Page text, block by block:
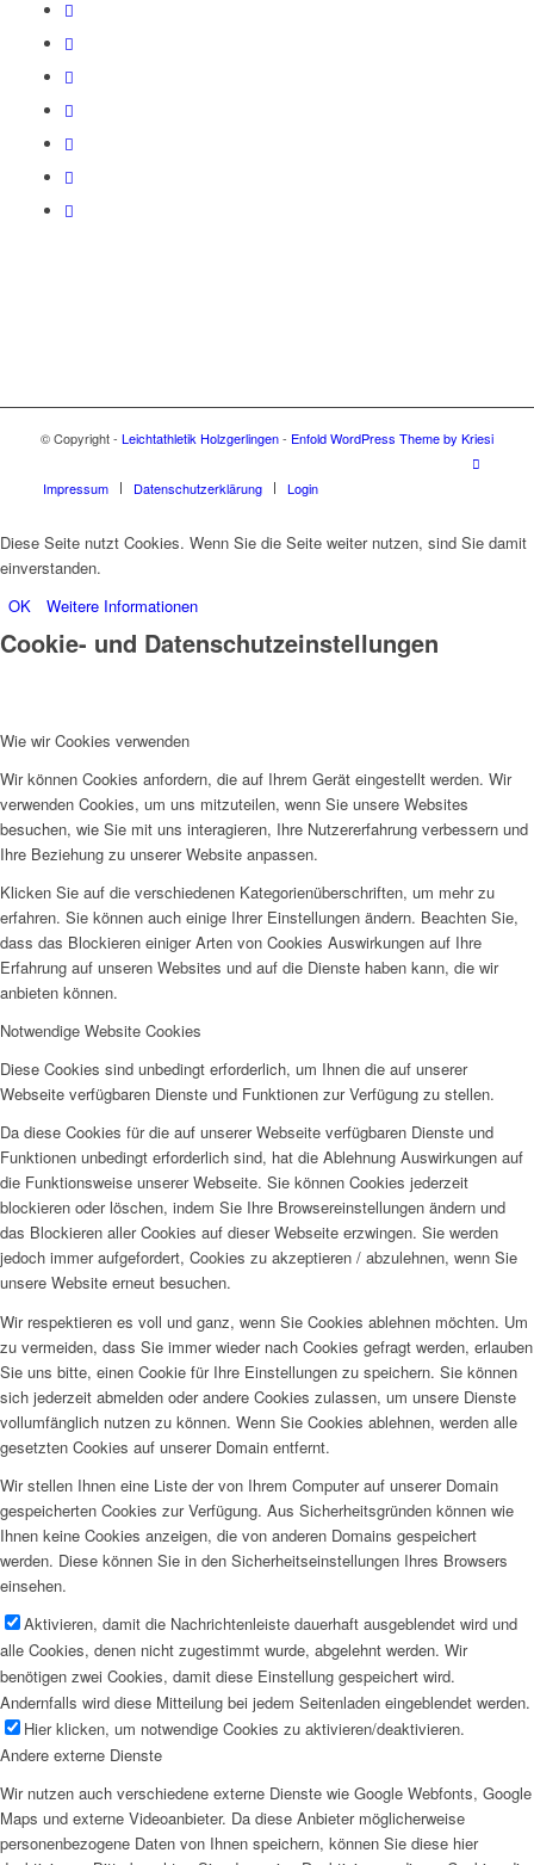
© Copyright - Leichtathletik Holzgerlingen- Enfold WordPress Theme by Kriesi
Impressum Datenschutzerklärung Login
Diese Seite nutzt Cookies. Wenn Sie die Seite weiter nutzen, sind Sie damit
einverstanden.
OK
Weitere Informationen
Cookie- und Datenschutzeinstellungen
Wie wir Cookies verwenden
Wir können Cookies anfordern, die auf Ihrem Gerät eingestellt werden. Wir
verwenden Cookies, um uns mitzuteilen, wenn Sie unsere Websites
besuchen, wie Sie mit uns interagieren, Ihre Nutzererfahrung verbessern und
Ihre Beziehung zu unserer Website anpassen.
Klicken Sie auf die verschiedenen Kategorienüberschriften, um mehr zu
erfahren. Sie können auch einige Ihrer Einstellungen ändern. Beachten Sie,
dass das Blockieren einiger Arten von Cookies Auswirkungen auf Ihre
Erfahrung auf unseren Websites und auf die Dienste haben kann, die wir
anbieten können.
Notwendige Website Cookies
Diese Cookies sind unbedingt erforderlich, um Ihnen die auf unserer
Webseite verfügbaren Dienste und Funktionen zur Verfügung zu stellen.
Da diese Cookies für die auf unserer Webseite verfügbaren Dienste und
Funktionen unbedingt erforderlich sind, hat die Ablehnung Auswirkungen auf
die Funktionsweise unserer Webseite. Sie können Cookies jederzeit
blockieren oder löschen, indem Sie Ihre Browsereinstellungen ändern und
das Blockieren aller Cookies auf dieser Webseite erzwingen. Sie werden
jedoch immer aufgefordert, Cookies zu akzeptieren / abzulehnen, wenn Sie
unsere Website erneut besuchen.
Wir respektieren es voll und ganz, wenn Sie Cookies ablehnen möchten. Um
zu vermeiden, dass Sie immer wieder nach Cookies gefragt werden, erlauben
Sie uns bitte, einen Cookie für Ihre Einstellungen zu speichern. Sie können
sich jederzeit abmelden oder andere Cookies zulassen, um unsere Dienste
vollumfänglich nutzen zu können. Wenn Sie Cookies ablehnen, werden alle
gesetzten Cookies auf unserer Domain entfernt.
Wir stellen Ihnen eine Liste der von Ihrem Computer auf unserer Domain
gespeicherten Cookies zur Verfügung. Aus Sicherheitsgründen können wie
Ihnen keine Cookies anzeigen, die von anderen Domains gespeichert
werden. Diese können Sie in den Sicherheitseinstellungen Ihres Browsers
einsehen.
Aktivieren, damit die Nachrichtenleiste dauerhaft ausgeblendet wird und
alle Cookies, denen nicht zugestimmt wurde, abgelehnt werden. Wir
benötigen zwei Cookies, damit diese Einstellung gespeichert wird.
Andernfalls wird diese Mitteilung bei jedem Seitenladen eingeblendet werden.
Hier klicken, um notwendige Cookies zu aktivieren/deaktivieren.
Andere externe Dienste
Wir nutzen auch verschiedene externe Dienste wie Google Webfonts, Google
Maps und externe Videoanbieter. Da diese Anbieter möglicherweise
personenbezogene Daten von Ihnen speichern, können Sie diese hier